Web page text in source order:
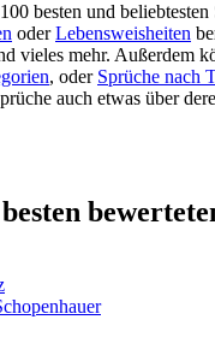
besten und beliebtesten
oderLebensweisheiten
vieles mehr. Außerdem
, oder Sprüche nach
auch etwas über